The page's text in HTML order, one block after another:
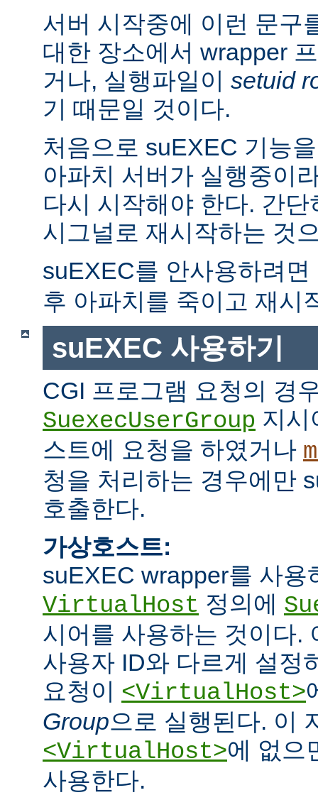
서버 시작중에 이런 문구
대한 장소에서 wrapper
거나, 실행파일이 setuid
기 때문일 것이다.
처음으로 suEXEC 기능
아파치 서버가 실행중이
다시 시작해야 한다. 간
시그널로 재시작하는 것
suEXEC를 안사용하려면
후 아파치를 죽이고 재시
suEXEC 사용하기
CGI 프로그램 요청의 경
SuexecUserGroup 지시
스트에 요청을 하였거나
청을 처리하는 경우에만
호출한다.
가상호스트:
suEXEC wrapper를 사용
VirtualHost 정의에
시어를 사용하는 것이다.
사용자 ID와 다르게 설정
요청이 <VirtualHost>
Group으로 실행된다. 이
<VirtualHost>에 없으
사용한다.